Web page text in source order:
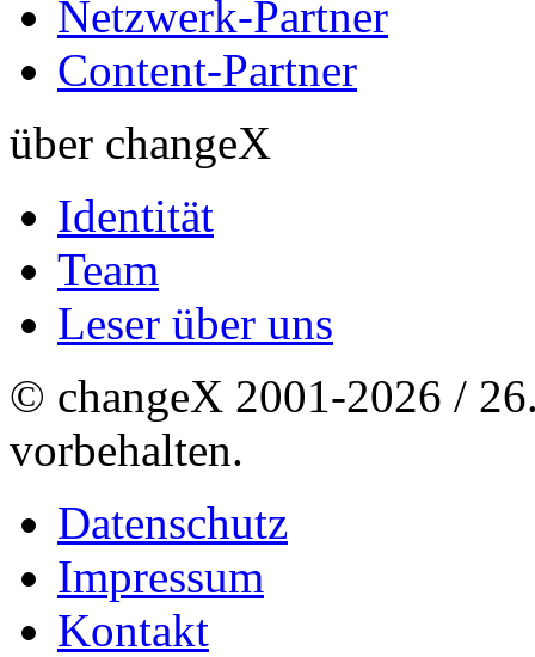
Netzwerk-Partner
Content-Partner
über changeX
Identität
Team
Leser über uns
© changeX 2001-2026 /
vorbehalten.
Datenschutz
Impressum
Kontakt